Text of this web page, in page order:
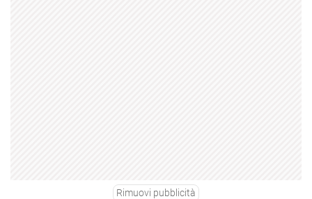
Rimuovi pubblicità